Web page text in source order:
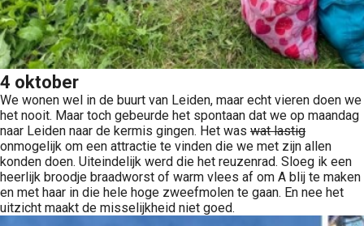
4 oktober
We wonen wel in de buurt van Leiden, maar echt vieren doen we
het nooit. Maar toch gebeurde het spontaan dat we op maandag
naar Leiden naar de kermis gingen. Het was wat lastig
onmogelijk om een attractie te vinden die we met zijn allen
konden doen. Uiteindelijk werd die het reuzenrad. Sloeg ik een
heerlijk broodje braadworst of warm vlees af om A blij te maken
en met haar in die hele hoge zweefmolen te gaan. En nee het
uitzicht maakt de misselijkheid niet goed.